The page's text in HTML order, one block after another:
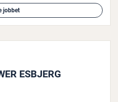
jobbet
ESBJERG